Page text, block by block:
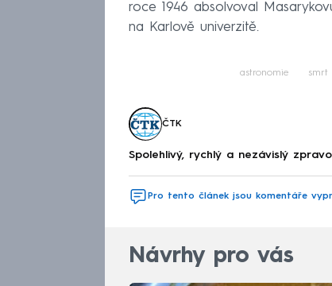
roce 1946 absolvoval
na Karlově univerzitě.
astronomie smrt
ČTK
Spolehlivý, rychlý a nezávislý
Pro tento článek jsou komentáře
Návrhy pro vás